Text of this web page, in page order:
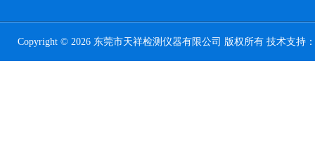
Copyright © 2026 东莞市天祥检测仪器有限公司 版权所有 技术支持：